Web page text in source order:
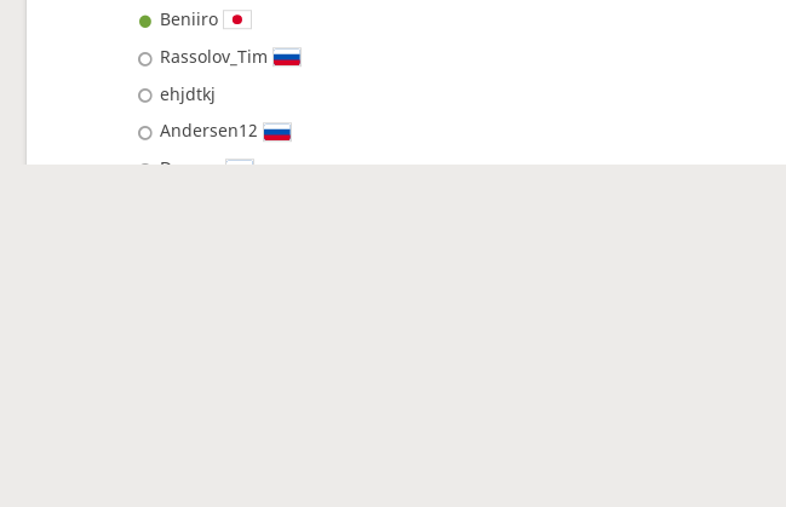
Beniiro
Rassolov_Tim
ehjdtkj
Andersen12
Dowser